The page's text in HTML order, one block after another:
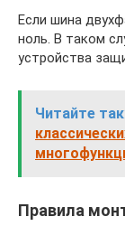
Если шина
ноль. В таком
устройства
Читайте
Правила